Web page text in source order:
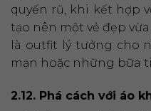
quyến rũ, khi kết hợp
tạo nên một vẻ đẹp
là outfit lý tưởng cho
mạn hoặc những bữa
2.12. Phá cách với áo